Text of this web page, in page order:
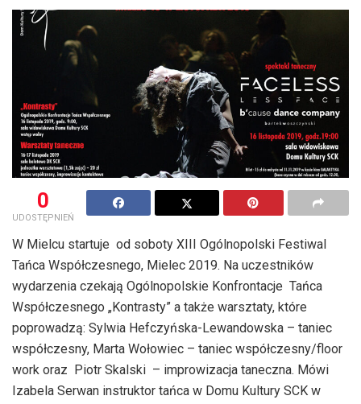
0
UDOSTĘPNIEŃ
W Mielcu startuje od soboty XIII Ogólnopolski Festiwal
Tańca Współczesnego, Mielec 2019. Na uczestników
wydarzenia czekają Ogólnopolskie Konfrontacje Tańca
Współczesnego „Kontrasty” a także warsztaty, które
poprowadzą: Sylwia Hefczyńska-Lewandowska – taniec
współczesny, Marta Wołowiec – taniec współczesny/floor
work oraz Piotr Skalski – improwizacja taneczna. Mówi
Izabela Serwan instruktor tańca w Domu Kultury SCK w